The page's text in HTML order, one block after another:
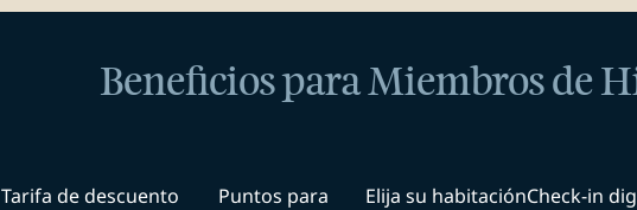
Beneficios para Miembros de
Tarifa de descuento
Puntos para
Elija su habitaciónCheck-in